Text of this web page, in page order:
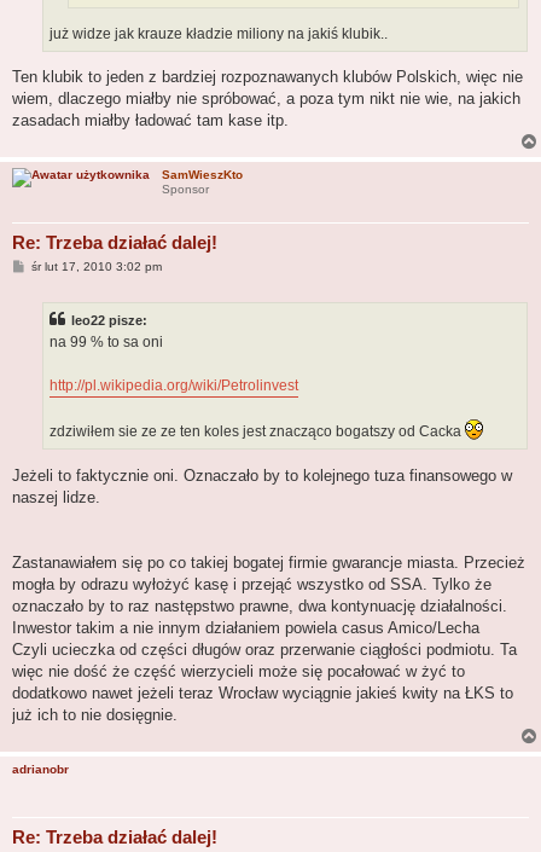
już widze jak krauze kładzie miliony na jakiś klubik..
Ten klubik to jeden z bardziej rozpoznawanych klubów Polskich, więc nie
wiem, dlaczego miałby nie spróbować, a poza tym nikt nie wie, na jakich
zasadach miałby ładować tam kase itp.
SamWieszKto
Sponsor
Re: Trzeba działać dalej!
Pśr lut 17, 2010 3:02 pm
leo22 pisze:
na 99 % to sa oni
http://pl.wikipedia.org/wiki/Petrolinvest
zdziwiłem sie ze ze ten koles jest znacząco bogatszy od Cacka
Jeżeli to faktycznie oni. Oznaczało by to kolejnego tuza finansowego w
naszej lidze.
Zastanawiałem się po co takiej bogatej firmie gwarancje miasta. Przecież
mogła by odrazu wyłożyć kasę i przejąć wszystko od SSA. Tylko że
oznaczało by to raz następstwo prawne, dwa kontynuację działalności.
Inwestor takim a nie innym działaniem powiela casus Amico/Lecha
Czyli ucieczka od części długów oraz przerwanie ciągłości podmiotu. Ta
więc nie dość że część wierzycieli może się pocałować w żyć to
dodatkowo nawet jeżeli teraz Wrocław wyciągnie jakieś kwity na ŁKS to
już ich to nie dosięgnie.
adrianobr
Re: Trzeba działać dalej!